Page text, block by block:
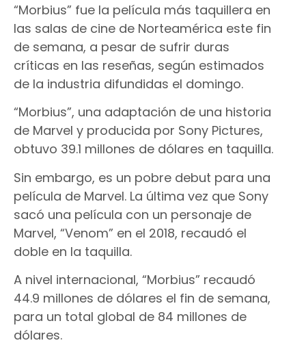
“Morbius” fue la película más taquillera en
las salas de cine de Norteamérica este fin
de semana, a pesar de sufrir duras
críticas en las reseñas, según estimados
de la industria difundidas el domingo.
“Morbius”, una adaptación de una historia
de Marvel y producida por Sony Pictures,
obtuvo 39.1 millones de dólares en taquilla.
Sin embargo, es un pobre debut para una
película de Marvel. La última vez que Sony
sacó una película con un personaje de
Marvel, “Venom” en el 2018, recaudó el
doble en la taquilla.
A nivel internacional, “Morbius” recaudó
44.9 millones de dólares el fin de semana,
para un total global de 84 millones de
dólares.